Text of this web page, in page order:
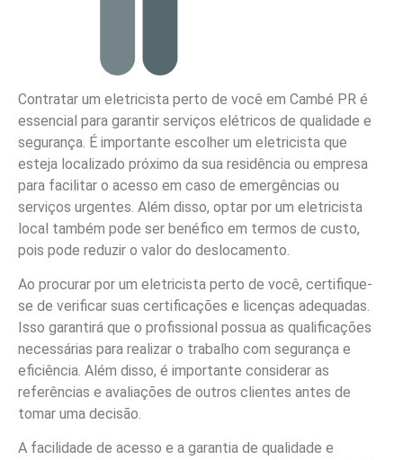
Contratar um eletricista perto de você em Cambé PR é
essencial para garantir serviços elétricos de qualidade e
segurança. É importante escolher um eletricista que
esteja localizado próximo da sua residência ou empresa
para facilitar o acesso em caso de emergências ou
serviços urgentes. Além disso, optar por um eletricista
local também pode ser benéfico em termos de custo,
pois pode reduzir o valor do deslocamento.
Ao procurar por um eletricista perto de você, certifique-
se de verificar suas certificações e licenças adequadas.
Isso garantirá que o profissional possua as qualificações
necessárias para realizar o trabalho com segurança e
eficiência. Além disso, é importante considerar as
referências e avaliações de outros clientes antes de
tomar uma decisão.
A facilidade de acesso e a garantia de qualidade e